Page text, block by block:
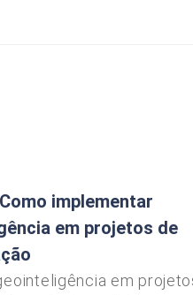
implementar
em projetos de
em